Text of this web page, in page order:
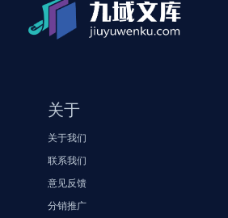
关于
关于我们
联系我们
意见反馈
分销推广